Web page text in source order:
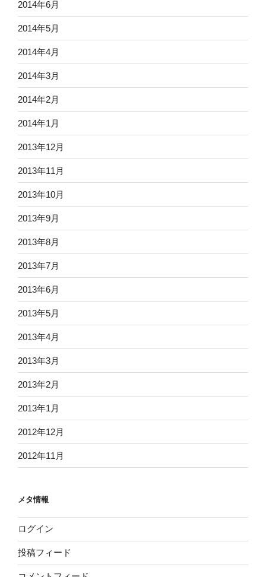
2014年6月
2014年5月
2014年4月
2014年3月
2014年2月
2014年1月
2013年12月
2013年11月
2013年10月
2013年9月
2013年8月
2013年7月
2013年6月
2013年5月
2013年4月
2013年3月
2013年2月
2013年1月
2012年12月
2012年11月
メタ情報
ログイン
投稿フィード